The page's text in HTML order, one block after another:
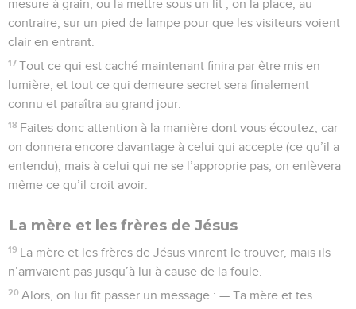
mesure à grain, ou la mettre sous un lit ; on la place, au
contraire, sur un pied de lampe pour que les visiteurs voient
clair en entrant.
17 Tout ce qui est caché maintenant finira par être mis en
lumière, et tout ce qui demeure secret sera finalement
connu et paraîtra au grand jour.
18 Faites donc attention à la manière dont vous écoutez, car
on donnera encore davantage à celui qui accepte (ce qu’il a
entendu), mais à celui qui ne se l’approprie pas, on enlèvera
même ce qu’il croit avoir.
La mère et les frères de Jésus
19 La mère et les frères de Jésus vinrent le trouver, mais ils
n’arrivaient pas jusqu’à lui à cause de la foule.
20 Alors, on lui fit passer un message : — Ta mère et tes